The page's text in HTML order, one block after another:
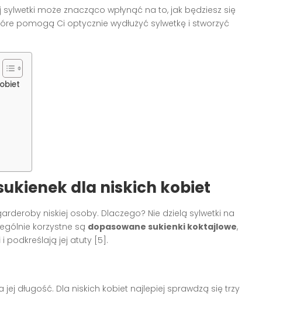
może znacząco wpłynąć na to, jak będziesz się
pomogą Ci optycznie wydłużyć sylwetkę i stworzyć
dla niskich kobiet
niskiej osoby. Dlaczego? Nie dzielą sylwetki na
korzystne są dopasowane sukienki koktajlowe,
podkreślają jej atuty [5].
długość. Dla niskich kobiet najlepiej sprawdzą się trzy